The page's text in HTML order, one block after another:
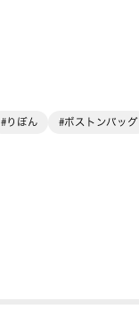
#りぼん #ボストンバッグ